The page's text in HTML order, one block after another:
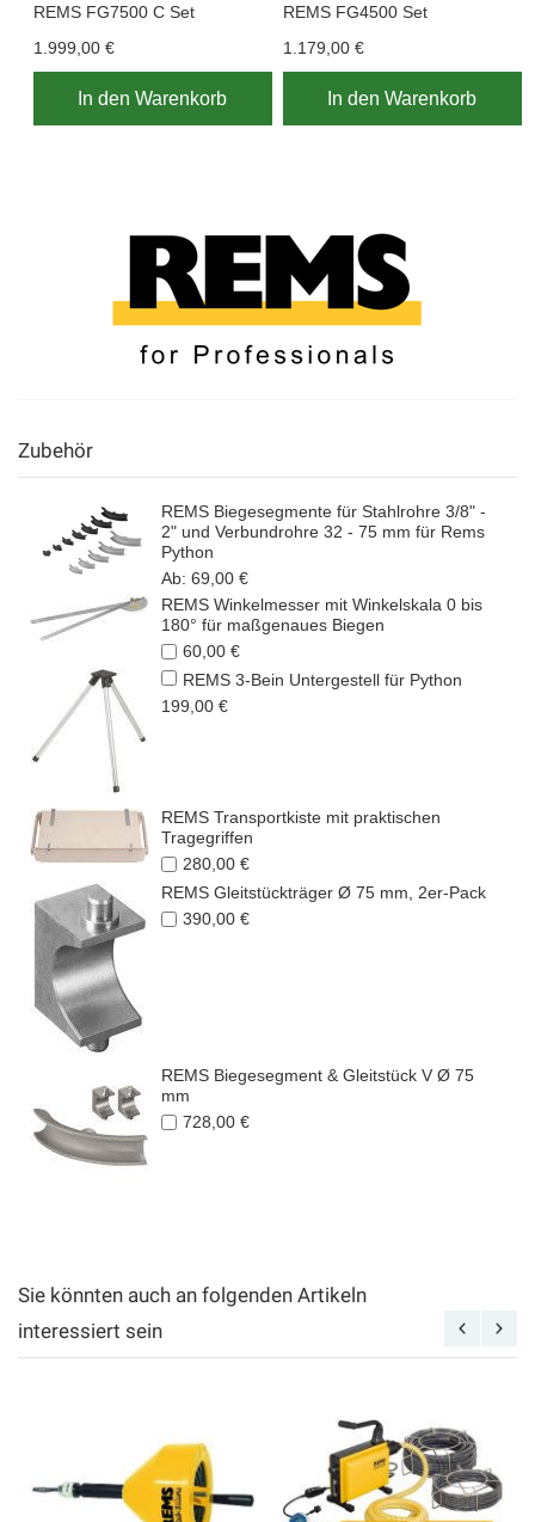
Zubehör
REMS Biegesegmente für Stahlrohre 3/8" -
2" und Verbundrohre 32 - 75 mm für Rems
Python
Ab: 69,00 €
REMS Winkelmesser mit Winkelskala 0 bis
180° für maßgenaues Biegen
60,00 €
REMS 3-Bein Untergestell für Python
199,00 €
REMS Transportkiste mit praktischen
Tragegriffen
280,00 €
REMS Gleitstückträger Ø 75 mm, 2er-Pack
390,00 €
REMS Biegesegment & Gleitstück V Ø 75
mm
728,00 €
REMS FG7500 C Set
1.999,00 €
In den Warenkorb
REMS FG4500 Set
1.179,00 €
In den Warenkorb
Sie könnten auch an folgenden Artikeln
interessiert sein